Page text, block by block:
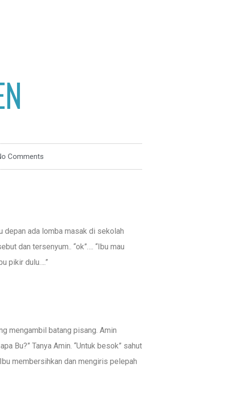
Comments
depan ada lomba masak di sekolah
dan tersenyum.. “ok”…. “Ibu mau
pikir dulu….”
mengambil batang pisang. Amin
Bu?” Tanya Amin. “Untuk besok” sahut
membersihkan dan mengiris pelepah